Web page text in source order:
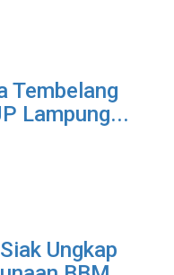
Tembelang
Lampung...
Ungkap